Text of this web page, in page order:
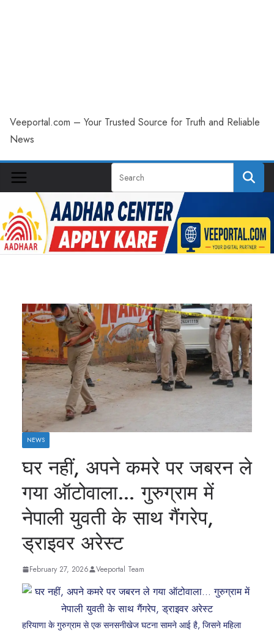
Veeportal.com – Your Trusted Source for Truth and Reliable
News
NEWS
घर नहीं, अपने कमरे पर जबरन ले
गया ऑटोवाला… गुरुग्राम में
नेपाली युवती के साथ गैंगरेप,
ड्राइवर अरेस्ट
February 27, 2026 Veeportal Team
हरियाणा के गुरुग्राम से एक सनसनीखेज घटना सामने आई है, जिसने महिला